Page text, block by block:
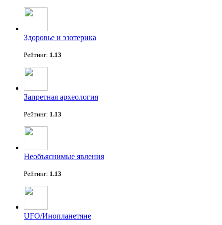
Здоровье и эзотерика
Рейтинг: 1.13
Запретная археология
Рейтинг: 1.13
Необъяснимые явления
Рейтинг: 1.13
UFO/Инопланетяне